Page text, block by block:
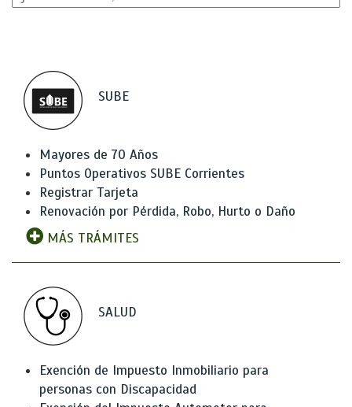
SUBE
Mayores de 70 Años
Puntos Operativos SUBE Corrientes
Registrar Tarjeta
Renovación por Pérdida, Robo, Hurto o Daño
MÁS TRÁMITES
SALUD
Exención de Impuesto Inmobiliario para
personas con Discapacidad